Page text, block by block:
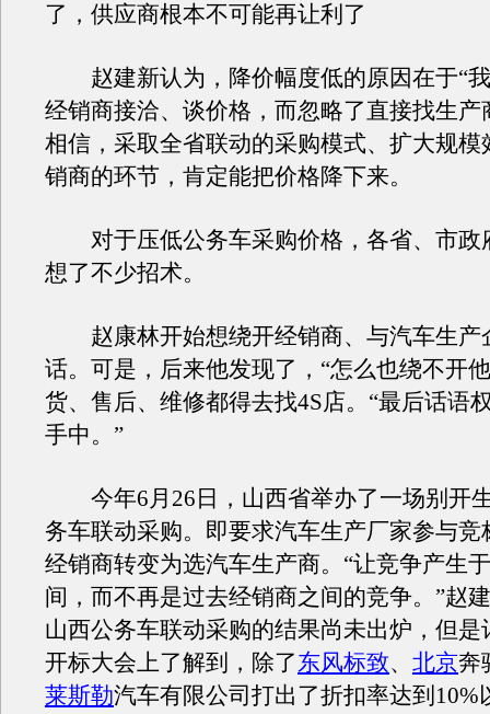
了，供应商根本不可能再让利了
赵建新认为，降价幅度低的原因在于“
经销商接洽、谈价格，而忽略了直接找生产
相信，采取全省联动的采购模式、扩大规模
销商的环节，肯定能把价格降下来。
对于压低公务车采购价格，各省、市政
想了不少招术。
赵康林开始想绕开经销商、与汽车生产
话。可是，后来他发现了，“怎么也绕不开
货、售后、维修都得去找4S店。“最后话语
手中。”
今年6月26日，山西省举办了一场别开
务车联动采购。即要求汽车生产厂家参与竞
经销商转变为选汽车生产商。“让竞争产生
间，而不再是过去经销商之间的竞争。”赵
山西公务车联动采购的结果尚未出炉，但是
开标大会上了解到，除了东风标致、 北京奔
莱斯勒汽车有限公司打出了折扣率达到10%